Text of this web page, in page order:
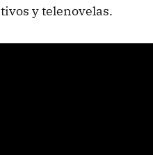
y telenovelas.